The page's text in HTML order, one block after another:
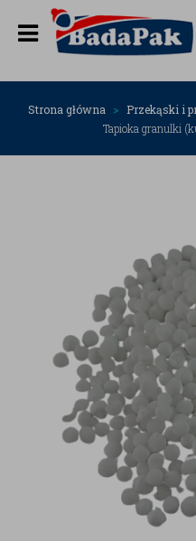
Strona główna Przekąski i
Tapioka granulki